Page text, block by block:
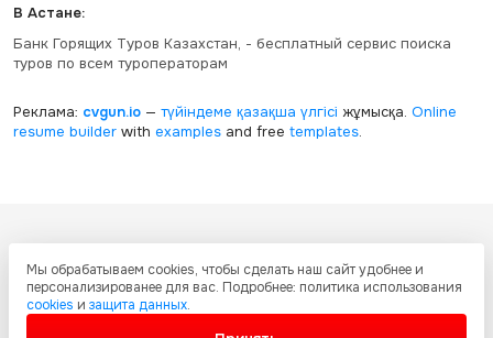
В Астане:
Банк Горящих Туров Казахстан, - бесплатный сервис поиска
туров по всем туроператорам
Реклама: cvgun.io— түйіндеме қазақша үлгісі жұмысқа. Online
resume builderwith examplesand free templates.
графическое содержание, структуру и оформление страниц защищены
международными соглашениями и законодательством Республики
Казахстан об охране авторских прав и интеллектуальной собственности.
Любое копирование и распространение материалов сайта без
Мы обрабатываем cookies, чтобы сделать наш сайт удобнее и
персонализированее для вас. Подробнее: политика использования
cookies и защита данных.